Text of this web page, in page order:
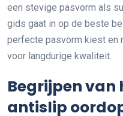
een stevige pasvorm als
gids gaat in op de beste
perfecte pasvorm kiest en
voor langdurige kwaliteit.
Begrijpen van
antislip